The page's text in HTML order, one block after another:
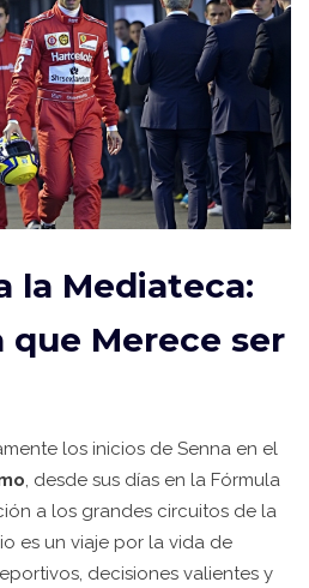
la Mediateca:
que Merece ser
los inicios de Senna en el
, desde sus días en la Fórmula
a los grandes circuitos de la
es un viaje por la vida de
decisiones valientes y